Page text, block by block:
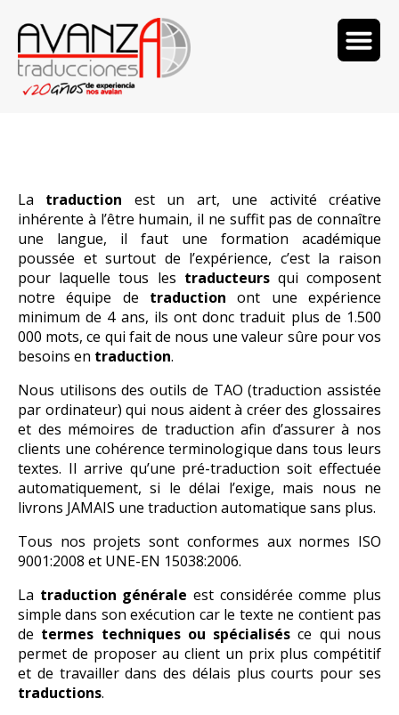
La traduction
est un art, une activité créative
inhérente à l’être humain, il ne suffit pas de connaître
une langue, il faut une formation académique
poussée et surtout de l’expérience, c’est la raison
pour laquelle tous les traducteurs qui composent
notre équipe de traductionont une expérience
minimum de 4 ans, ils ont donc traduit plus de 1.500
000 mots, ce qui fait de nous une valeur sûre pour vos
besoins en traduction.
Nous utilisons des outils de TAO (traduction assistée
par ordinateur) qui nous aident à créer des glossaires
et des mémoires de traduction afin d’assurer à nos
clients une cohérence terminologique dans tous leurs
textes. Il arrive qu’une pré-traduction soit effectuée
automatiquement, si le délai l’exige, mais nous ne
livrons JAMAIS une traduction automatique sans plus.
Tous nos projets sont conformes aux normes ISO
9001:2008 et UNE-EN 15038:2006.
La traduction générale est considérée comme plus
simple dans son exécution car le texte ne contient pas
de termes techniques ou spécialisés ce qui nous
permet de proposer au client un prix plus compétitif
et de travailler dans des délais plus courts pour ses
traductions.
HABLA CON UN EXPERTO EN
TRADUCCIÓN
Estoy aquí para ayudarte
¡Hola! ¿En qué puedo ayudarte hoy?